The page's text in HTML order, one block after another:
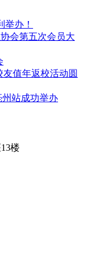
举办！
会第五次会员大
值年返校活动圆
州站成功举办
楼